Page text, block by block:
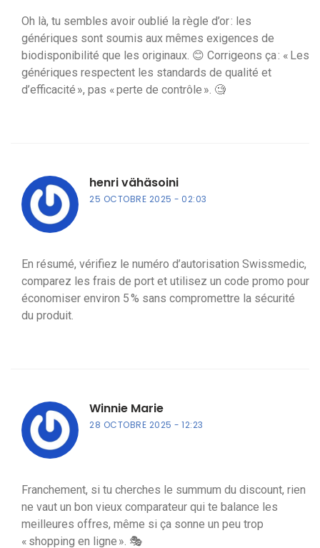
Oh là, tu sembles avoir oublié la règle d’or : les
génériques sont soumis aux mêmes exigences de
biodisponibilité que les originaux. 😊 Corrigeons ça : « Les
génériques respectent les standards de qualité et
d’efficacité », pas « perte de contrôle ». 🧐
henri vähäsoini
25 OCTOBRE 2025 02:03
En résumé, vérifiez le numéro d’autorisation Swissmedic,
comparez les frais de port et utilisez un code promo pour
économiser environ 5 % sans compromettre la sécurité
du produit.
Winnie Marie
28 OCTOBRE 2025 12:23
Franchement, si tu cherches le summum du discount, rien
ne vaut un bon vieux comparateur qui te balance les
meilleures offres, même si ça sonne un peu trop
« shopping en ligne ». 🎭